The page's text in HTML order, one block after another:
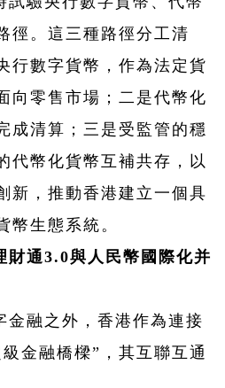
徑。這三種路徑分工清
行數字貨幣，作為法定貨
向零售市場；二是代幣化
成清算；三是受監管的穩
代幣化貨幣互補共存，以
新，推動香港建立一個具
幣生態系統。
財通3.0與人民幣國際化并
金融之外，香港作為連接
金融橋樑”，其互聯互通